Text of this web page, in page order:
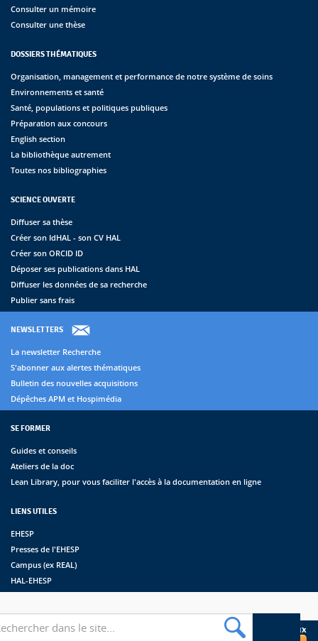
Consulter un mémoire
Consulter une thèse
DOSSIERS THÉMATIQUES
Organisation, management et performance de notre système de soins
Environnements et santé
Santé, populations et politiques publiques
Préparation aux concours
English section
La bibliothèque autrement
Toutes nos bibliographies
SCIENCE OUVERTE
Diffuser sa thèse
Créer son IdHAL - son CV HAL
Créer son ORCID ID
Déposer ses publications dans HAL
Diffuser les données de sa recherche
Publier sans frais
NEWSLETTERS
La newsletter Recherche
S'abonner aux alertes thématiques
Bulletin des nouvelles acquisitions
Dépêches APM et Hospimédia
SE FORMER
Guides et conseils
Ateliers de la doc
Lean Library, pour vous faciliter l'accès à la documentation en ligne
LIENS UTILES
EHESP
Presses de l'EHESP
Campus (ex REAL)
HAL-EHESP
Suivez les bibliothèques de l'EHESP sur les réseaux sociaux